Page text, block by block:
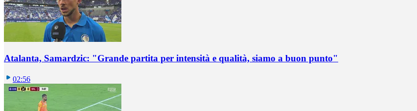
Atalanta, Samardzic: "Grande partita per intensità e qualità, siamo a buon punto"
02:56